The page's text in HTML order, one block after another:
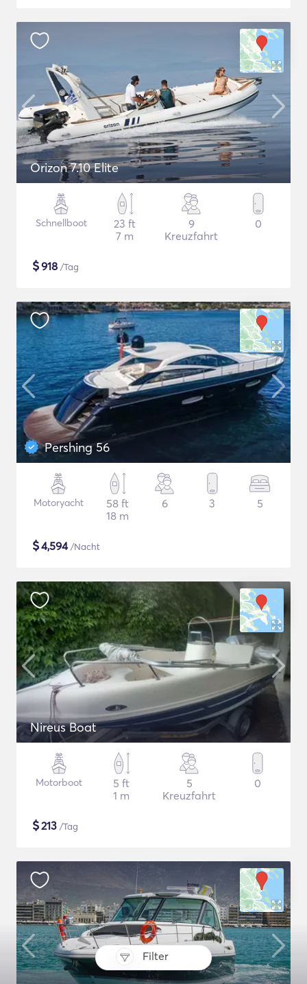
Filter
Orizon 7.10 Elite
Schnellboot
23 ft
7 m
9
Kreuzfahrt
0
$918 /Tag
Pershing 56
Motoryacht
58 ft
18 m
6 3 5
$4,594/Nacht
Nireus Boat
Motorboot
5 ft
1 m
5
Kreuzfahrt
0
$213 /Tag